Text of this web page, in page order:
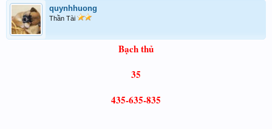
quynhhuong
Thần Tài
Bạch thủ
35
435-635-835